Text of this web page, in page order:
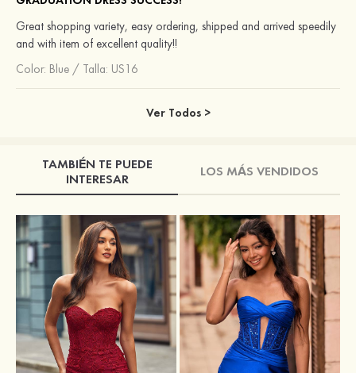
Great shopping variety, easy ordering, shipped and arrived speedily
and with item of excellent quality!!
Color: Blue / Talla: US16
Ver Todos >
TAMBIÉN TE PUEDE
INTERESAR
LOS MÁS VENDIDOS